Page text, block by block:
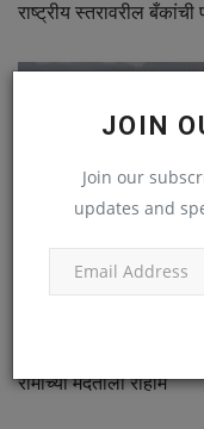
JOIN
Join our
updates and
राष्ट्रीय स्तरावरील
रामाच्या मदतीला राहीम